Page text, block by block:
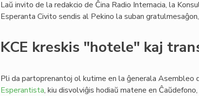
Laŭ invito de la redakcio de Ĉina Radio Internacia, la
Esperanta Civito sendis al Pekino la suban
KCE kreskis "hotele" kaj
Pli da partoprenantoj ol kutime en la ĝenerala Asembleo
Esperantista, kiu disvolviĝis hodiaŭ matene en